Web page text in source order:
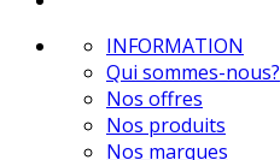
INFORMATION
Qui sommes-nous?
Nos offres
Nos produits
Nos marques